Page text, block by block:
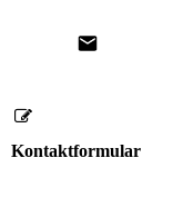
Kontaktformular